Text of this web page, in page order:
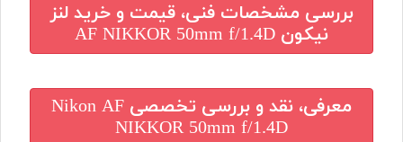
بررسی مشخصات فنی، قیمت و خریدلنز
نیکون AF NIKKOR 50mm f/1.4D
معرفی، نقد و بررسی تخصصی Nikon AF
NIKKOR 50mm f/1.4D